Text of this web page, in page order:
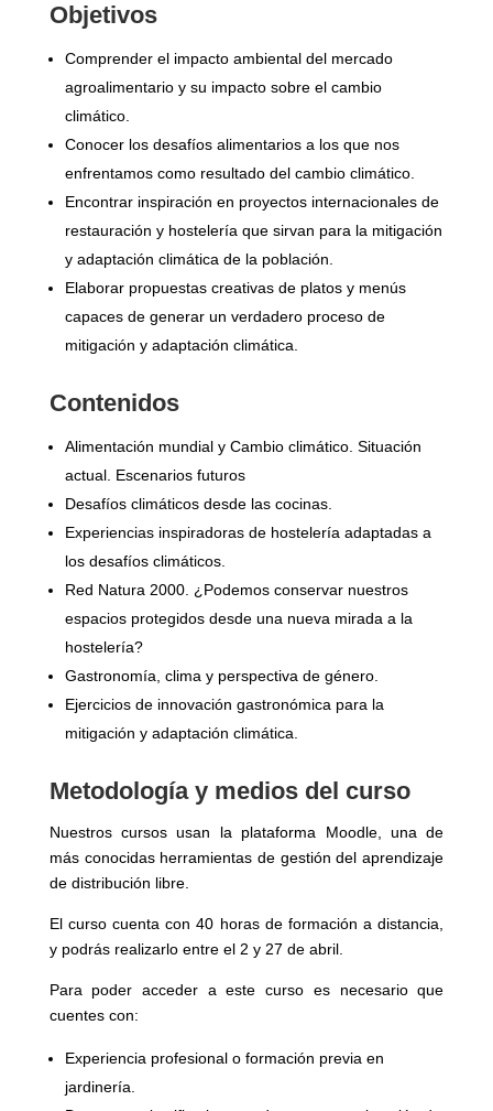
Objetivos
Comprender el impacto ambiental del mercado
agroalimentario y su impacto sobre el cambio
climático.
Conocer los desafíos alimentarios a los que nos
enfrentamos como resultado del cambio climático.
Encontrar inspiración en proyectos internacionales de
restauración y hostelería que sirvan para la mitigación
y adaptación climática de la población.
Elaborar propuestas creativas de platos y menús
capaces de generar un verdadero proceso de
mitigación y adaptación climática.
Contenidos
Alimentación mundial y Cambio climático. Situación
actual. Escenarios futuros
Desafíos climáticos desde las cocinas.
Experiencias inspiradoras de hostelería adaptadas a
los desafíos climáticos.
Red Natura 2000. ¿Podemos conservar nuestros
espacios protegidos desde una nueva mirada a la
hostelería?
Gastronomía, clima y perspectiva de género.
Ejercicios de innovación gastronómica para la
mitigación y adaptación climática.
Metodología y medios del curso
Nuestros cursos usan la plataforma Moodle, una de
más conocidas herramientas de gestión del aprendizaje
de distribución libre.
El curso cuenta con 40 horas de formación a distancia,
y podrás realizarlo entre el 2 y 27 de abril.
Para poder acceder a este curso es necesario que
cuentes con:
Experiencia profesional o formación previa en
jardinería.